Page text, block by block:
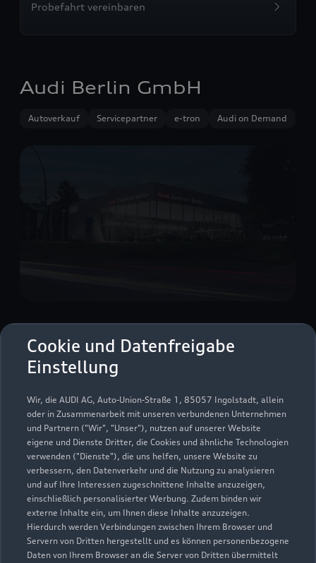
Cookie und Datenfreigabe
Einstellung
Wir, die AUDI AG, Auto-Union-Straße 1, 85057 Ingolstadt, allein
oder in Zusammenarbeit mit unseren verbundenen Unternehmen
und Partnern ("Wir", "Unser"), nutzen auf unserer Website
eigene und Dienste Dritter, die Cookies und ähnliche Technologien
verwenden ("Dienste"), die uns helfen, unsere Website zu
verbessern, den Datenverkehr und die Nutzung zu analysieren
und auf Ihre Interessen zugeschnittene Inhalte anzuzeigen,
einschließlich personalisierter Werbung. Zudem binden wir
externe Inhalte ein, um Ihnen diese Inhalte anzuzeigen.
Hierdurch werden Verbindungen zwischen Ihrem Browser und
Servern von Dritten hergestellt und es können personenbezogene
Daten von Ihrem Browser an die Server von Dritten übermittelt
Probefahrt vereinbaren
Audi Berlin GmbH
Autoverkauf Servicepartner e-tron Audi on Demand
Beeskowdamm 2
14167 Berlin
info@berlin.audi
Kontaktdaten herunterladen
Öffnungszeiten